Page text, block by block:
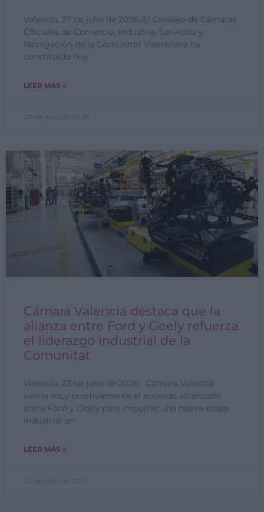
Valencia, 27 de julio de 2026. El Consejo de Cámaras
Oficiales de Comercio, Industria, Servicios y
Navegación de la Comunitat Valenciana ha
constituido hoy
LEER MÁS »
Cámara Valencia destaca que la
alianza entre Ford y Geely refuerza
el liderazgo industrial de la
Comunitat
Valencia, 23 de julio de 2026.- Cámara Valencia
valora muy positivamente el acuerdo alcanzado
entre Ford y Geely para impulsar una nueva etapa
industrial en
LEER MÁS »